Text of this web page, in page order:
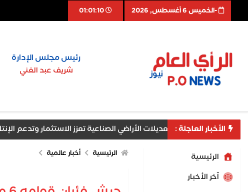
-الخميس 6 أغسطس, 2026 01:01:11
رئيس مجلس الإدارة
شريف عبد الغني
الأخبار العاجلة :
التجارية: تعديلات الأراضي الصناعية تعزز الاستثمار وتدعم الإنتاج
الرئيسية
اّخر الأخبار
الرئيسية أخبار عالمية